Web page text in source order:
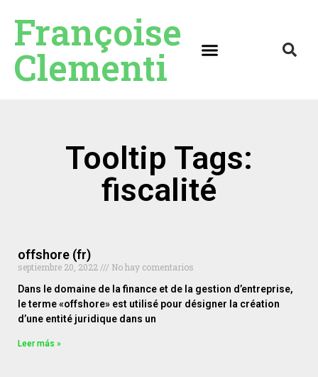
Françoise
Clementi
Tooltip Tags:
fiscalité
offshore (fr)
septiembre 20, 2022
No hay comentarios
Dans le domaine de la finance et de la gestion d’entreprise,
le terme «offshore» est utilisé pour désigner la création
d’une entité juridique dans un
Leer más »